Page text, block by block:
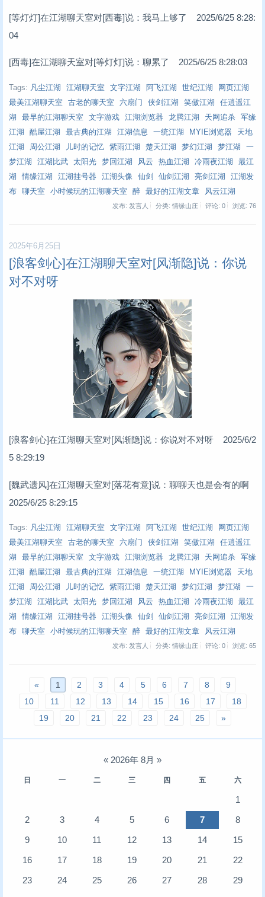
[等灯灯]在江湖聊天室对[西毒]说：我马上够了 2025/6/25 8:28:
04
[西毒]在江湖聊天室对[等灯灯]说：聊累了 2025/6/25 8:28:03
Tags: 凡尘江湖 江湖聊天室 文字江湖 阿飞江湖 世纪江湖
网页江湖
最美江湖聊天室
古老的聊天室 六扇门 侠剑江湖 笑傲江湖
任逍遥江
湖
最早的江湖聊天室 文字游戏 江湖浏览器 龙腾江湖 天网追杀
军缘
江湖
酷屋江湖 最古典的江湖 江湖信息 一统江湖 MYIE浏览器
天地
江湖
周公江湖 儿时的记忆 紫雨江湖 楚天江湖 梦幻江湖 梦江湖
一
梦江湖
江湖比武 太阳光 梦回江湖 风云 热血江湖 冷雨夜江湖
最江
湖
情缘江湖 江湖挂号器 江湖头像 仙剑 仙剑江湖 亮剑江湖
江湖发
布
聊天室 小时候玩的江湖聊天室 醉 最好的江湖文章 风云江湖
发布: 发言人 分类: 情缘山庄 评论: 0 浏览: 76
2025年6月25日
[浪客剑心]在江湖聊天室对[风渐隐]说：你说
对不对呀
[浪客剑心]在江湖聊天室对[风渐隐]说：你说对不对呀 2025/6/2
5 8:29:19
[魏武遗风]在江湖聊天室对[落花有意]说：聊聊天也是会有的啊
2025/6/25 8:29:15
Tags: 凡尘江湖 江湖聊天室 文字江湖 阿飞江湖 世纪江湖
网页江湖
最美江湖聊天室
古老的聊天室 六扇门 侠剑江湖 笑傲江湖
任逍遥江
湖
最早的江湖聊天室 文字游戏 江湖浏览器 龙腾江湖 天网追杀
军缘
江湖
酷屋江湖 最古典的江湖 江湖信息 一统江湖 MYIE浏览器
天地
江湖
周公江湖 儿时的记忆 紫雨江湖 楚天江湖 梦幻江湖 梦江湖
一
梦江湖
江湖比武 太阳光 梦回江湖 风云 热血江湖 冷雨夜江湖
最江
湖
情缘江湖 江湖挂号器 江湖头像 仙剑 仙剑江湖 亮剑江湖
江湖发
布
聊天室 小时候玩的江湖聊天室 醉 最好的江湖文章 风云江湖
发布: 发言人 分类: 情缘山庄 评论: 0 浏览: 65
« 1 2 3 4 5 6 7 8
9
10
11 12 13 14 15 16 17
18
19
20 21 22 23 24 25 »
« 2026年 8月 »
日 一 二 三 四 五 六
1
2
3 4 5 6 7
8
9
10 11 12 13 14
15
16
17 18 19 20 21
22
23
24 25 26 27 28
29